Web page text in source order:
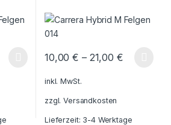
mehrere Varianten auf. Die Optionen
10,00€ – 21,00 €
Dieses Produkt weist mehrere
inkl. MwSt.
zzgl.Versandkosten
Lieferzeit: 3-4 Werktage